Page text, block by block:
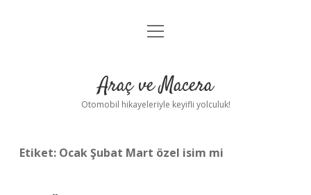
Anasayfa
Yasal Uyarı
menüyü
Araç ve Macera
Otomobil hikayeleriyle keyifli yolculuk!
Etiket: Ocak Şubat Mart özel isim mi